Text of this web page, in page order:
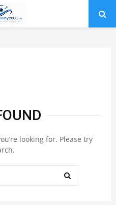
looking for. Please try